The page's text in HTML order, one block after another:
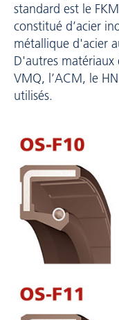
standard est le
constitué d’acier
métallique d'acier
D'autres matériaux
VMQ, l’ACM, le
utilisés.